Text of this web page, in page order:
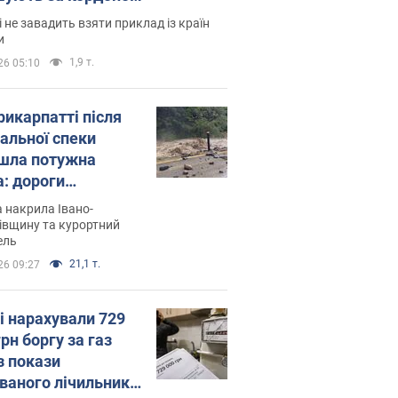
не завадить взяти приклад із країн
05:10 1,9 т.
після
спеки
потужна
дороги
на
Відео
накрила Івано-
та курортний
09:27 21,1 т.
нарахували 729
боргу за газ
покази
лічильника: